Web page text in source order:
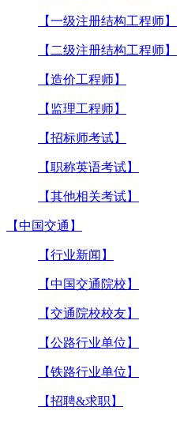
【一级注册结构工程师】
【二级注册结构工程师】
【造价工程师】
【监理工程师】
【招标师考试】
【职称英语考试】
【其他相关考试】
【中国交通】
【行业新闻】
【中国交通院校】
【交通院校校友】
【公路行业单位】
【铁路行业单位】
【招聘&求职】